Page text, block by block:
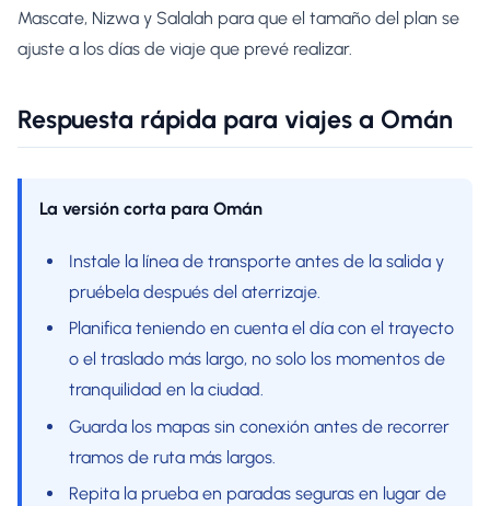
Mascate, Nizwa y Salalah para que el tamaño del plan se
ajuste a los días de viaje que prevé realizar.
Respuesta rápida para viajes a Omán
La versión corta para Omán
Instale la línea de transporte antes de la salida y
pruébela después del aterrizaje.
Planifica teniendo en cuenta el día con el trayecto
o el traslado más largo, no solo los momentos de
tranquilidad en la ciudad.
Guarda los mapas sin conexión antes de recorrer
tramos de ruta más largos.
Repita la prueba en paradas seguras en lugar de